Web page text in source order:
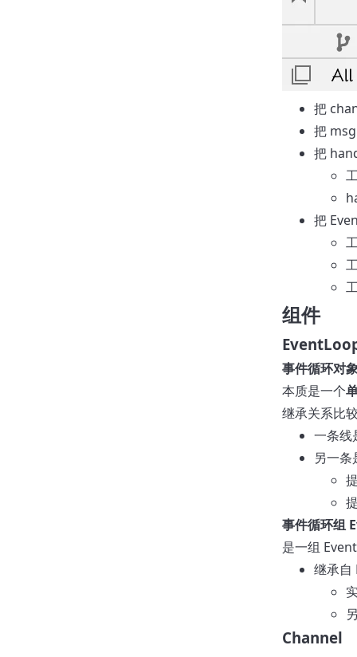
把
把
把
把
组件
事件循环对
本质是一个
继承关系比
一条
另一
事件循环组
是一组
继承
Channel